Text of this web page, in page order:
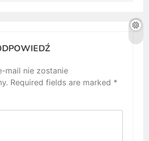
mail nie zostanie
Required fields are marked *